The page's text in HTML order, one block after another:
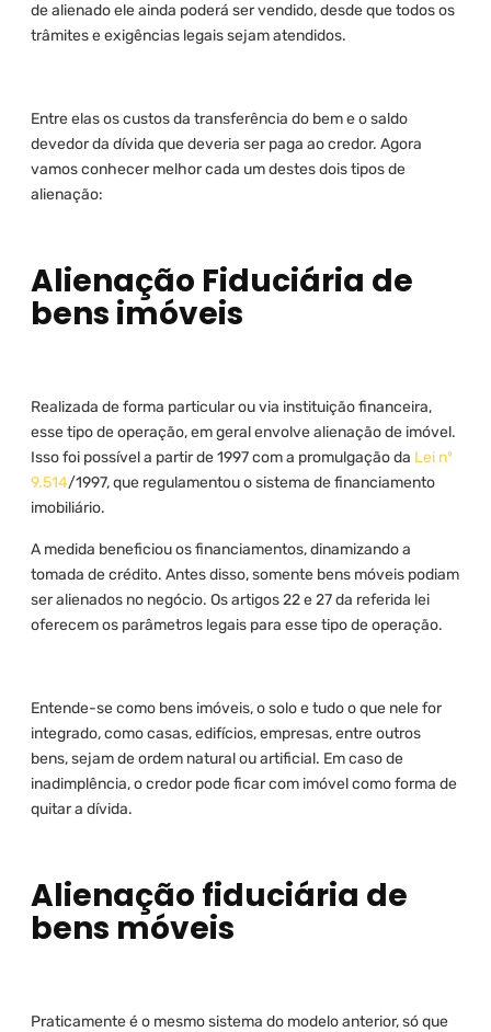
de alienado ele ainda poderá ser vendido, desde que todos os
trâmites e exigências legais sejam atendidos.
Entre elas os custos da transferência do bem e o saldo
devedor da dívida que deveria ser paga ao credor. Agora
vamos conhecer melhor cada um destes dois tipos de
alienação:
Alienação Fiduciária de
bens imóveis
Realizada de forma particular ou via instituição financeira,
esse tipo de operação, em geral envolve alienação de imóvel.
Isso foi possível a partir de 1997 com a promulgação da Lei nº
9.514/1997, que regulamentou o sistema de financiamento
imobiliário.
A medida beneficiou os financiamentos, dinamizando a
tomada de crédito. Antes disso, somente bens móveis podiam
ser alienados no negócio. Os artigos 22 e 27 da referida lei
oferecem os parâmetros legais para esse tipo de operação.
Entende-se como bens imóveis, o solo e tudo o que nele for
integrado, como casas, edifícios, empresas, entre outros
bens, sejam de ordem natural ou artificial. Em caso de
inadimplência, o credor pode ficar com imóvel como forma de
quitar a dívida.
Alienação fiduciária de
bens móveis
Praticamente é o mesmo sistema do modelo anterior, só que